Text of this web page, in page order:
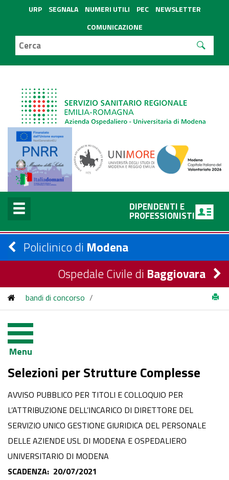
URP SEGNALA NUMERI UTILI PEC
NEWSLETTER
COMUNICAZIONE
DIPENDENTI E
PROFESSIONISTI
Policlinico di Modena
Ospedale Civile di Baggiovara
bandi di concorso /
AVVISO PUBBLICO PER TITOLI E COLLOQUIO PER
L’ATTRIBUZIONE DELL’INCARICO DI DIRETTORE DEL
SERVIZIO UNICO GESTIONE GIURIDICA DEL PERSONALE
DELLE AZIENDE USL DI MODENA E OSPEDALIERO
UNIVERSITARIO DI MODENA
Menu
Selezioni per Strutture Complesse
AVVISO PUBBLICO PER TITOLI E COLLOQUIO PER
L’ATTRIBUZIONE DELL’INCARICO DI DIRETTORE DEL
SERVIZIO UNICO GESTIONE GIURIDICA DEL PERSONALE
DELLE AZIENDE USL DI MODENA E OSPEDALIERO
UNIVERSITARIO DI MODENA
SCADENZA: 20/07/2021